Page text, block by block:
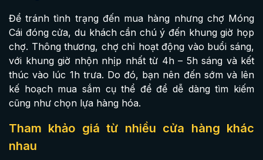
Để tránh tình trạng đến mua hàng nhưng chợ Móng
Cái đóng cửa, du khách cần chú ý đến khung giờ họp
chợ. Thông thương, chợ chỉ hoạt động vào buổi sáng,
với khung giờ nhộn nhịp nhất từ 4h – 5h sáng và kết
thúc vào lúc 1h trưa. Do đó, bạn nên đến sớm và lên
kế hoạch mua sắm cụ thể để để dễ dàng tìm kiếm
cũng như chọn lựa hàng hóa.
Tham khảo giá từ nhiều cửa hàng khác
nhau